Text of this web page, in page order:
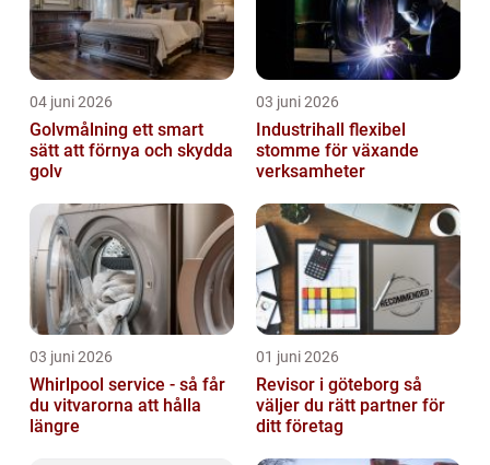
04 juni 2026
Golvmålning ett smart
sätt att förnya och skydda
golv
03 juni 2026
Industrihall flexibel
stomme för växande
verksamheter
03 juni 2026
Whirlpool service - så får
du vitvarorna att hålla
längre
01 juni 2026
Revisor i göteborg så
väljer du rätt partner för
ditt företag